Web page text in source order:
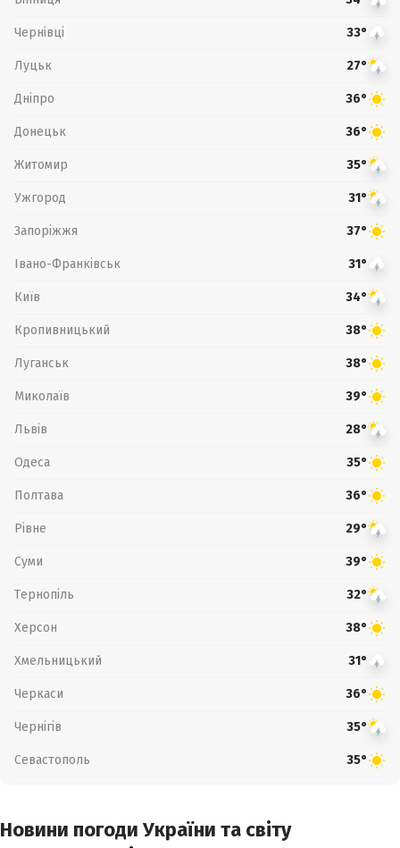
Чернівці 33°
Луцьк 27°
Дніпро 36°
Донецьк 36°
Житомир 35°
Ужгород 31°
Запоріжжя 37°
Івано-Франківськ 31°
Київ 34°
Кропивницький 38°
Луганськ 38°
Миколаїв 39°
Львів 28°
Одеса 35°
Полтава 36°
Рівне 29°
Суми 39°
Тернопіль 32°
Херсон 38°
Хмельницький 31°
Черкаси 36°
Чернігів 35°
Севастополь 35°
Новини погоди України та світу